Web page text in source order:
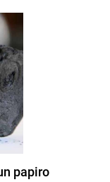
papiro